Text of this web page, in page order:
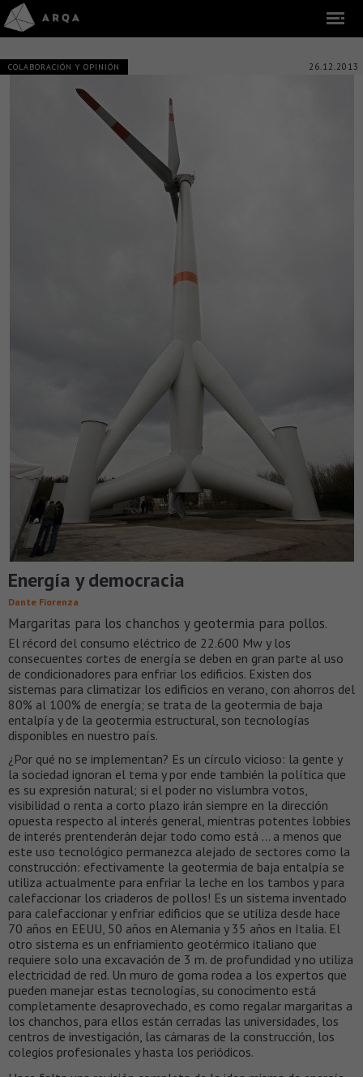
COLABORACIÓN Y OPINIÓN 26.12.2013
Energía y democracia
Dante Fiorenza
Margaritas para los chanchos y geotermia para pollos.
El récord del consumo eléctrico de 22.600 Mw y los
consecuentes cortes de energía se deben en gran parte al uso
de condicionadores para enfriar los edificios. Existen dos
sistemas para climatizar los edificios en verano, con ahorros del
80% al 100% de energía; se trata de la geotermia de baja
entalpía y de la geotermia estructural, son tecnologías
disponibles en nuestro país.
¿Por qué no se implementan? Es un círculo vicioso: la gente y
la sociedad ignoran el tema y por ende también la política que
es su expresión natural; si el poder no vislumbra votos,
visibilidad o renta a corto plazo irán siempre en la dirección
opuesta respecto al interés general, mientras potentes lobbies
de interés prentenderán dejar todo como está … a menos que
este uso tecnológico permanezca alejado de sectores como la
construcción: efectivamente la geotermia de baja entalpía se
utiliza actualmente para enfriar la leche en los tambos y para
calefaccionar los criaderos de pollos! Es un sistema inventado
para calefaccionar y enfriar edificios que se utiliza desde hace
70 años en EEUU, 50 años en Alemania y 35 años en Italia. El
otro sistema es un enfriamiento geotérmico italiano que
requiere solo una excavación de 3 m. de profundidad y no utiliza
electricidad de red. Un muro de goma rodea a los expertos que
pueden manejar estas tecnologías, su conocimento está
completamente desaprovechado, es como regalar margaritas a
los chanchos, para ellos están cerradas las universidades, los
centros de investigación, las cámaras de la construcción, los
colegios profesionales y hasta los periódicos.